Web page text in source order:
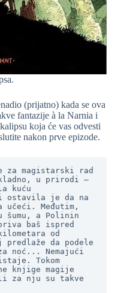
(prijatno) kada se ova
fantazije à la Narnia i
koja će vas odvesti
nakon prve epizode.
za magistarski rad
u prirodi –
kuću
ostavila je da na
učeći. Međutim,
šumu, a Polinin
baš ispred
od
da podele
noć... Nemajući
Tokom
knjige magije
za nju su takve